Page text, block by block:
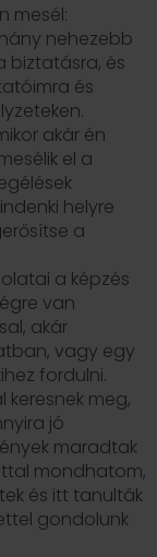
mesél:
nehezebb
biztatásra, és
és
akár én
el a
helyre
a
a képzés
van
akár
vagy egy
fordulni.
keresnek meg,
jó
maradtak
mondhatom,
és itt tanulták
gondolunk